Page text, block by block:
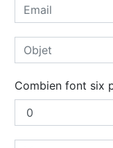
Combien font six